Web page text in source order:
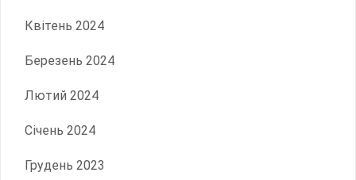
Квітень 2024
Березень 2024
Лютий 2024
Січень 2024
Грудень 2023